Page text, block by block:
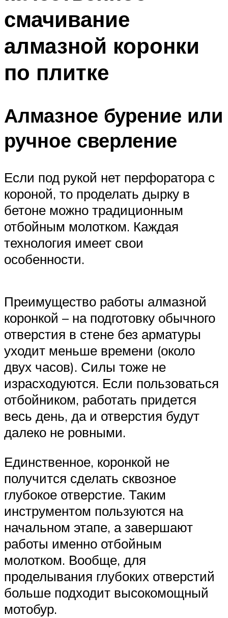
смачивание
алмазной коронки
по плитке
Алмазное бурение или
ручное сверление
Если под рукой нет перфоратора с
короной, то проделать дырку в
бетоне можно традиционным
отбойным молотком. Каждая
технология имеет свои
особенности.
Преимущество работы алмазной
коронкой – на подготовку обычного
отверстия в стене без арматуры
уходит меньше времени (около
двух часов). Силы тоже не
израсходуются. Если пользоваться
отбойником, работать придется
весь день, да и отверстия будут
далеко не ровными.
Единственное, коронкой не
получится сделать сквозное
глубокое отверстие. Таким
инструментом пользуются на
начальном этапе, а завершают
работы именно отбойным
молотком. Вообще, для
проделывания глубоких отверстий
больше подходит высокомощный
мотобур.